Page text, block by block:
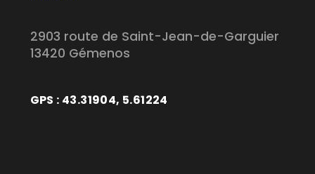
2903 route de Saint-Jean-de-Garguier
13420 Gémenos
GPS : 43.31904, 5.61224